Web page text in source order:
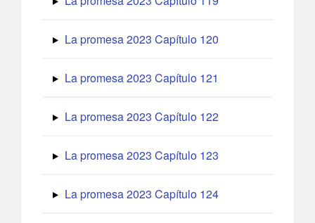
La promesa 2023 Capítulo 120
La promesa 2023 Capítulo 121
La promesa 2023 Capítulo 122
La promesa 2023 Capítulo 123
La promesa 2023 Capítulo 124